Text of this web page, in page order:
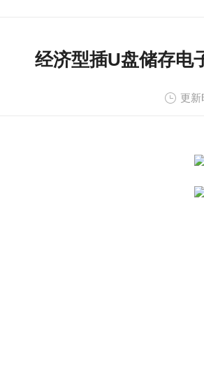
经济型插U盘储存电
更